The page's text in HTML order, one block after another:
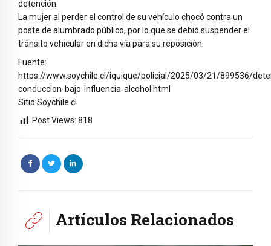
detención.
La mujer al perder el control de su vehículo chocó contra un
poste de alumbrado público, por lo que se debió suspender el
tránsito vehicular en dicha vía para su reposición.
Fuente:
https://www.soychile.cl/iquique/policial/2025/03/21/899536/
conduccion-bajo-influencia-alcohol.html
Sitio:Soychile.cl
Post Views: 818
Artículos Relacionados